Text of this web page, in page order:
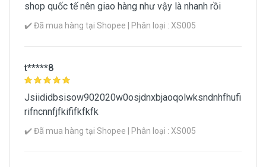
shop quốc tế nên giao hàng như vậy là nhanh rồi
✔️ Đã mua hàng tại Shopee | Phân loại : XS005
t*****8
Jsiididbsisow902020w0osjdnxbjaoqolwksndnhfhufi
rifncnnfjfkififkfkfk
✔️ Đã mua hàng tại Shopee | Phân loại : XS005